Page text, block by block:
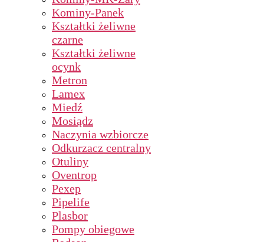
Kominy-Panek
Kształtki żeliwne
czarne
Kształtki żeliwne
ocynk
Metron
Lamex
Miedź
Mosiądz
Naczynia wzbiorcze
Odkurzacz centralny
Otuliny
Oventrop
Pexep
Pipelife
Plasbor
Pompy obiegowe